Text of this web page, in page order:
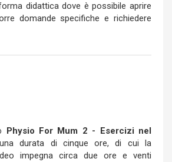
didattica dove è possibile aprire
domande specifiche e richiedere
Physio For Mum 2 - Esercizi nel
durata di cinque ore, di cui la
impegna circa due ore e venti